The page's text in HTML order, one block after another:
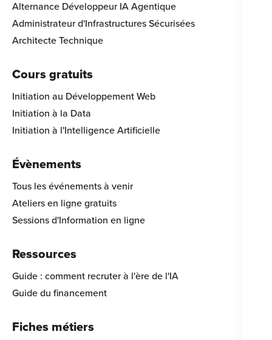
Alternance Développeur IA Agentique
Administrateur d'Infrastructures Sécurisées
Architecte Technique
Cours gratuits
Initiation au Développement Web
Initiation à la Data
Initiation à l'Intelligence Artificielle
Évènements
Tous les événements à venir
Ateliers en ligne gratuits
Sessions d'Information en ligne
Ressources
Guide : comment recruter à l'ère de l'IA
Guide du financement
Fiches métiers